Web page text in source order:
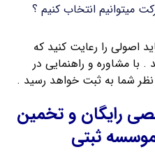
میتوانیم انتخاب کنیم ؟
اصولی را رعایت کنید که
. با مشاوره و راهنمایی در
شما به ثبت خواهد رسید .
رایگان و تخمین
ثبتی